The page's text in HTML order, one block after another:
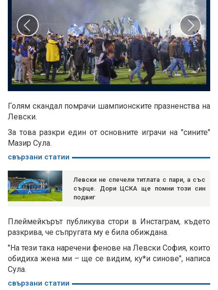
Голям скандал помрачи шампионските празненства на
Левски.
За това разкри един от основните играчи на "сините"
Мазир Сула.
свързани статии
Левски не спечели титлата с пари, а със
сърце. Дори ЦСКА ще помни този син
подвиг
Плеймейкърът публикува стори в Инстаграм, където
разкрива, че съпругата му е била обиждана.
"На тези така наречени фенове на Левски София, които
обидиха жена ми – ще се видим, ку*и синове", написа
Сула.
свързани статии